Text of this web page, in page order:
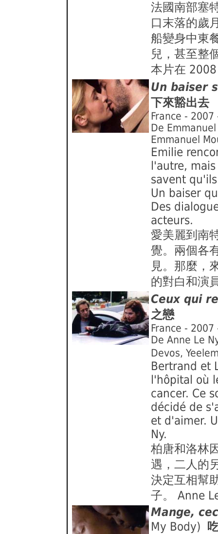
法國南部塞
口末落的歲
船變身中東
兒，甚至整
本片在
Un baiser
下來豁出去
France -
De
Emmanuel
Emilie
l'autre,
savent
Un baiser
Des
acteurs.
愛美麗到南
覺。兩個各
見。那麼，
的對白和演
Ceux qui
之戀
France -
De Anne Le
Devos,
Bertrand et
l'hôpital où
cancer. Ce
décidé de
et d'aimer.
Ny.
柏唐和洛林
遇，二人的
決定互相幫
子。 Anne
Mange,
My Body)